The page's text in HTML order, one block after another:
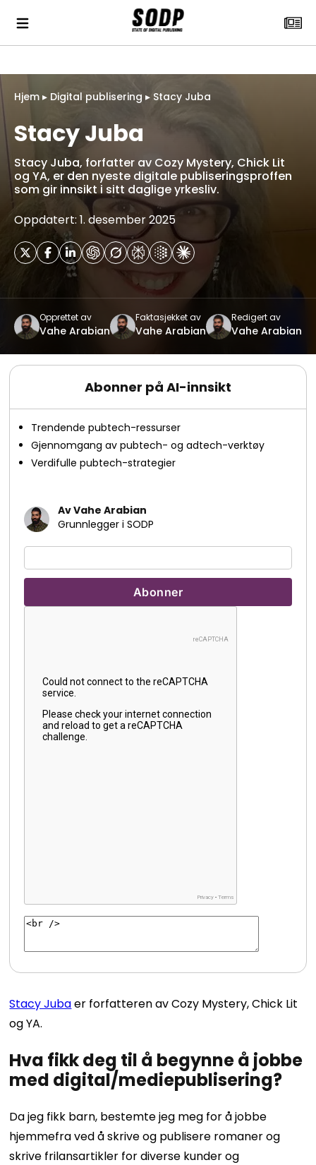
Hjem ▸ Digital publisering ▸ Stacy Juba
Stacy Juba
Stacy Juba, forfatter av Cozy Mystery, Chick Lit
og YA, er den nyeste digitale publiseringsproffen
som gir innsikt i sitt daglige yrkesliv.
Oppdatert: 1. desember 2025
Opprettet av
Vahe Arabian
Faktasjekket av
Vahe Arabian
Redigert av
Vahe Arabian
Abonner på AI-innsikt
Trendende pubtech-ressurser
Gjennomgang av pubtech- og adtech-verktøy
Verdifulle pubtech-strategier
Av Vahe Arabian
Grunnlegger i SODP
Stacy Jubaer forfatteren av Cozy Mystery, Chick Lit
og YA.
Hva fikk deg til å begynne å jobbe
med digital/mediepublisering?
Da jeg fikk barn, bestemte jeg meg for å jobbe
hjemmefra ved å skrive og publisere romaner og
skrive frilansartikler for diverse kunder og